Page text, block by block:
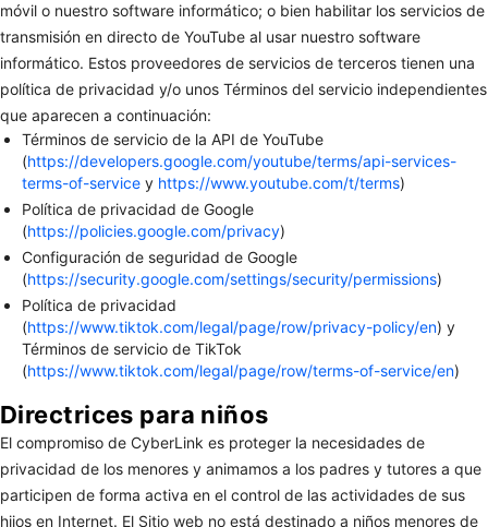
móvil o nuestro software informático; o bien habilitar los servicios de
transmisión en directo de YouTube al usar nuestro software
informático. Estos proveedores de servicios de terceros tienen una
política de privacidad y/o unos Términos del servicio independientes
que aparecen a continuación:
Términos de servicio de la API de YouTube
(https://developers.google.com/youtube/terms/api-services-
terms-of-service y https://www.youtube.com/t/terms)
Política de privacidad de Google
(https://policies.google.com/privacy)
Configuración de seguridad de Google
(https://security.google.com/settings/security/permissions)
Política de privacidad
(https://www.tiktok.com/legal/page/row/privacy-policy/en) y
Términos de servicio de TikTok
(https://www.tiktok.com/legal/page/row/terms-of-service/en)
Directrices para niños
El compromiso de CyberLink es proteger la necesidades de
privacidad de los menores y animamos a los padres y tutores a que
participen de forma activa en el control de las actividades de sus
hijos en Internet. El Sitio web no está destinado a niños menores de